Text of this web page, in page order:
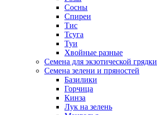
Сосны
Спиреи
Тис
Тсуга
Туи
Хвойные разные
Семена для экзотической грядки
Семена зелени и пряностей
Базилики
Горчица
Кинза
Лук на зелень